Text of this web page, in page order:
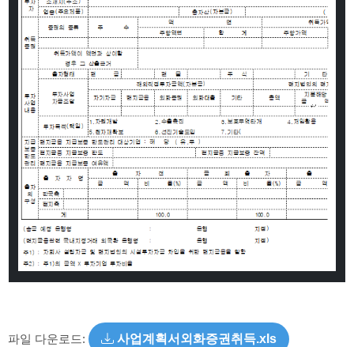
파일 다운로드: 사업계획서외화증권취득.xls